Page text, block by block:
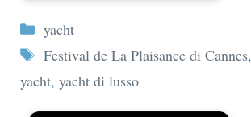
Categorie
yacht
Tag
Festival de La Plaisance di Cannes,
yacht, yacht di lusso